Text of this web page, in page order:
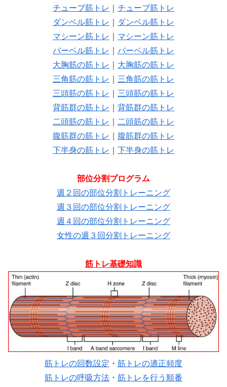
チューブ筋トレ
チューブ筋トレ
ダンベル筋トレ
ダンベル筋トレ
マシーン筋トレ
マシーン筋トレ
バーベル筋トレ
バーベル筋トレ
大胸筋の筋トレ
大胸筋の筋トレ
三角筋の筋トレ
三角筋の筋トレ
三頭筋の筋トレ
三頭筋の筋トレ
背筋群の筋トレ
背筋群の筋トレ
二頭筋の筋トレ
二頭筋の筋トレ
腹筋群の筋トレ
腹筋群の筋トレ
下半身の筋トレ
下半身の筋トレ
部位分割プログラム
週２回の部位分割トレーニング
週３回の部位分割トレーニング
週４回の部位分割トレーニング
女性の週３回分割トレーニング
筋トレ基礎知識
筋トレの回数設定 ・ 筋トレの適正頻度
筋トレの呼吸方法 ・ 筋トレを行う順番